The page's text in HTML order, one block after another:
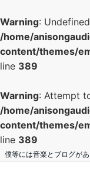
Warning:
/home/
content/themes/
line 389
Warning: Attempt
/home/
content/themes/
line 389
僕等には音楽とブログが